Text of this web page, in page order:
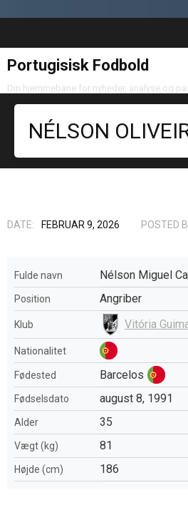
Portugisisk Fodbold
Din hjemmebane for nyheder, analyse og
NÉLSON
DATE: FEBRUAR 9, 2026 POSTED
Fulde navn Nélson Miguel
Position Angriber
Klub Vitória
Nationalitet
Fødested Barcelos
Fødselsdato august 8, 1991
Alder 35
Vægt (kg) 81
Højde (cm) 186